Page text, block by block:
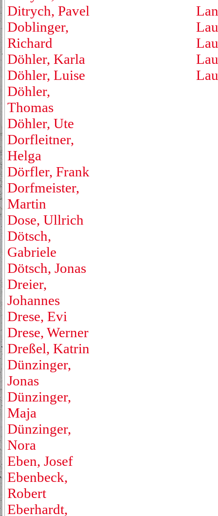
Ditrych, Pavel
Doblinger,
Richard
Döhler, Karla
Döhler, Luise
Döhler,
Thomas
Döhler, Ute
Dorfleitner,
Helga
Dörfler, Frank
Dorfmeister,
Martin
Dose, Ullrich
Dötsch,
Gabriele
Dötsch, Jonas
Dreier,
Johannes
Drese, Evi
Drese, Werner
Dreßel, Katrin
Dünzinger,
Jonas
Dünzinger,
Maja
Dünzinger,
Nora
Eben, Josef
Ebenbeck,
Robert
Eberhardt,